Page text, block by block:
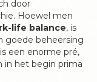
door
Hoewel men
life balance, is
goede beheersing
een enorme pré,
in het begin prima